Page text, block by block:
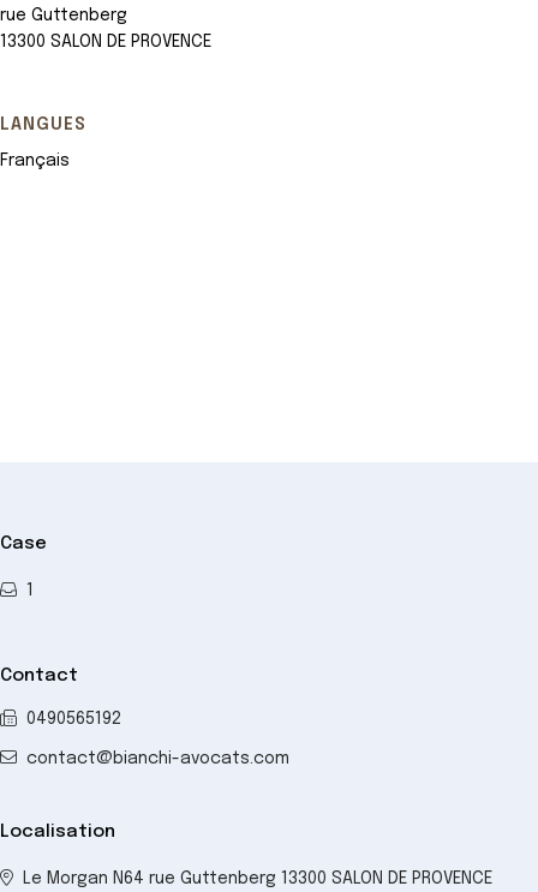
rue Guttenberg
13300 SALON DE PROVENCE
LANGUES
Français
Case
Contact
0490565192
contact@bianchi-avocats.com
Localisation
Le Morgan N64 rue Guttenberg 13300 SALON DE PROVENCE